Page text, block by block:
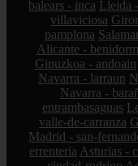
balears - inca Lleida
villaviciosa
pamplona
Alicante - benidorm
Gipuzkoa - andoain
Navarra - larraun
Navarra -
entrambasaguas
valle-de-carranza
Madrid - san-
errenteria Asturias -